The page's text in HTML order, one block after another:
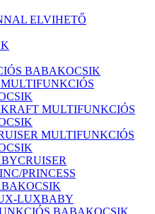
ELVIHETŐ
BABAKOCSIK
MULTIFUNKCIÓS
MULTIFUNKCIÓS
PRINCESS
LUXBABY
BABAKOCSIK